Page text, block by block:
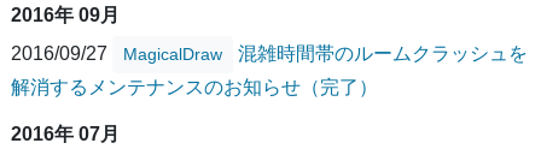
2016年 09月
2016/09/27
MagicalDraw
混雑時間帯のルームクラッシュを
解消するメンテナンスのお知らせ（完了）
2016年 07月